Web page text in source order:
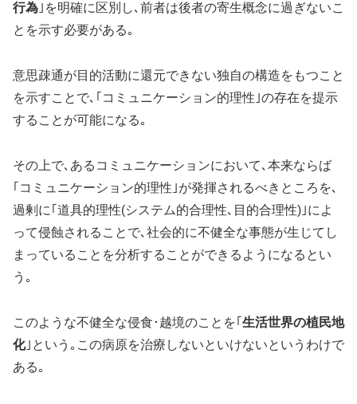
行為 ｣を明確に区別し､前者は後者の寄生概念に過ぎないこ
とを示す必要がある｡
意思疎通が目的活動に還元できない独自の構造をもつこと
を示すことで､｢コミュニケーション的理性｣の存在を提示
することが可能になる｡
その上で､あるコミュニケーションにおいて､本来ならば
｢コミュニケーション的理性｣が発揮されるべきところを､
過剰に｢道具的理性(システム的合理性､目的合理性)｣によ
って侵蝕されることで､社会的に不健全な事態が生じてし
まっていることを分析することができるようになるとい
う｡
このような不健全な侵食･越境のことを｢ 生活世界の植民地
化｣という｡この病原を治療しないといけないというわけで
ある｡